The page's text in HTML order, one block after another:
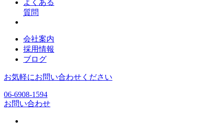
よくある
質問
会社案内
採用情報
ブログ
お気軽にお問い合わせください
06-6908-1594
お問い合わせ